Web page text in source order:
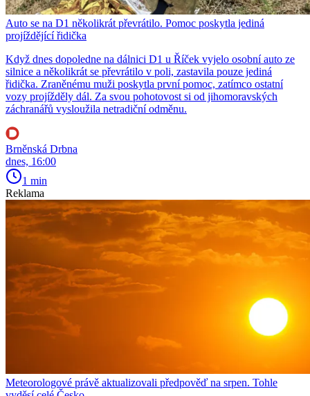
Auto se na D1 několikrát převrátilo. Pomoc poskytla jediná
projíždějící řidička
Když dnes dopoledne na dálnici D1 u Říček vyjelo osobní auto ze
silnice a několikrát se převrátilo v poli, zastavila pouze jediná
řidička. Zraněnému muži poskytla první pomoc, zatímco ostatní
vozy projížděly dál. Za svou pohotovost si od jihomoravských
záchranářů vysloužila netradiční odměnu.
Brněnská Drbna
dnes, 16:00
1 min
Reklama
Meteorologové právě aktualizovali předpověď na srpen. Tohle